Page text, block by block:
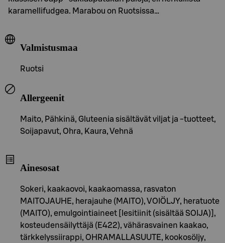
karamellifudgea. Marabou on Ruotsissa…
Valmistusmaa
Ruotsi
Allergeenit
Maito, Pähkinä, Gluteenia sisältävät viljat ja -tuotteet,
Soijapavut, Ohra, Kaura, Vehnä
Ainesosat
Sokeri, kaakaovoi, kaakaomassa, rasvaton
MAITOJAUHE, herajauhe (MAITO), VOIÖLJY, heratuote
(MAITO), emulgointiaineet [lesitiinit (sisältää SOIJA)],
kosteudensäilyttäjä (E422), vähärasvainen kaakao,
tärkkelyssiirappi, OHRAMALLASUUTE, kookosöljy,